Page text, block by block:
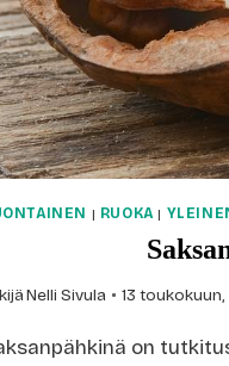
| RUOKA|
Nelli Sivula 13
on